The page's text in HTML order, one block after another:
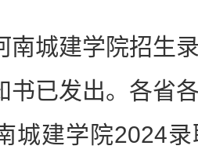
城建学院招生录
书已发出。各省
城建学院2024